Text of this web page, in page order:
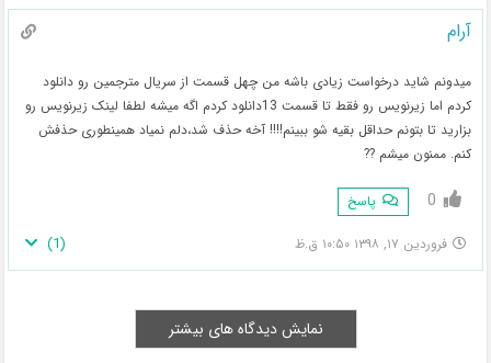
آرام
میدونم شاید درخواست زیادی باشه من چهل قسمت از سریال مترجمین رو دانلود
کردم اما زیرنویس رو فقط تا قسمت 13دانلود کردم اگه میشه لطفا لینک زیرنویس رو
بزارید تا بتونم حداقل بقیه شو ببینم!!!! آخه حذف شد،دلم نمیاد همینطوری حذفش
کنم. ممنون میشم ??
0 پاسخ
فروردین ۱۷, ۱۳۹۸ ۱۰:۵۰ ق.ظ (
1
)
نمایش دیدگاه های بیشتر